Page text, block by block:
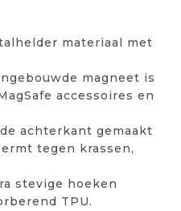
materiaal met
magneet is
accessoires en
achterkant gemaakt
tegen krassen,
stevige hoeken
TPU.